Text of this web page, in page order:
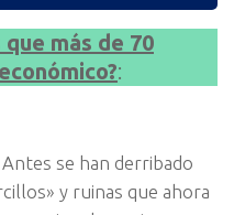
que más de 70
:
Antes se han derribado
y ruinas que ahora